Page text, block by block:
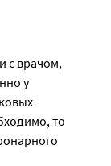
с врачом,
у
то